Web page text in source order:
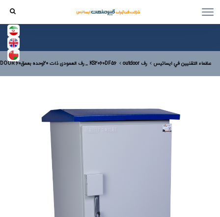
عظماء التقنيين في ایساتیس رف outdoor KS2060DF56 _ رف العمودی ذات 20وحده بعمق60 OUTDOORالعرض80